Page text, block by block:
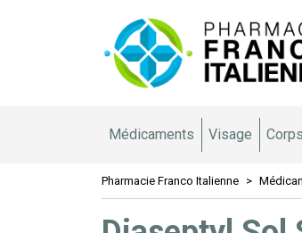
Médicaments Visage Corps
Pharmacie Franco Italienne